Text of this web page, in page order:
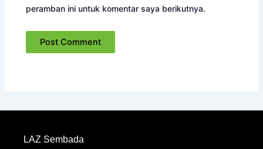
peramban ini untuk komentar saya berikutnya.
LAZ Sembada